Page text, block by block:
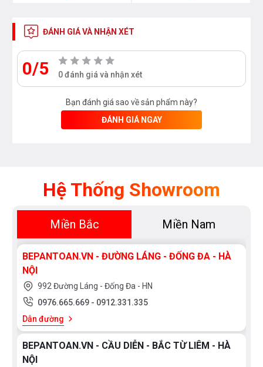
ĐÁNH GIÁ VÀ NHẬN XÉT
0/5 0 đánh giá và nhận xét
Bạn đánh giá sao về sản phẩm này?
ĐÁNH GIÁ NGAY
Hệ Thống Showroom
Miền Bắc Miền Nam
BEPANTOAN.VN - ĐƯỜNG LÁNG - ĐỐNG ĐA - HÀ
NỘI
992 Đường Láng - Đống Đa - HN
0976.665.669 - 0912.331.335
Dẫn đường
BEPANTOAN.VN - CẦU DIỄN - BẮC TỪ LIÊM - HÀ
NỘI